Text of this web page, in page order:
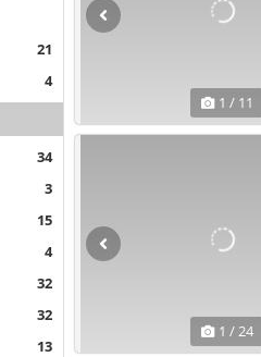
21
4
34
3
15
4
32
32
13
1 / 11
1 / 24